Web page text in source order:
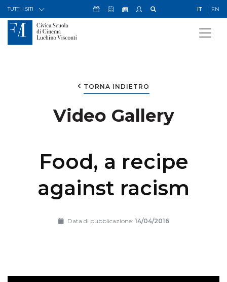
Skip to Content
TUTTI I SITI Icona Sostienici
Icona Calendario Eventi
Icona Newsletter
Icona My Civica IT EN
TORNA INDIETRO
Video Gallery
Food, a recipe
against racism
Data di pubblicazione: 14/04/2016